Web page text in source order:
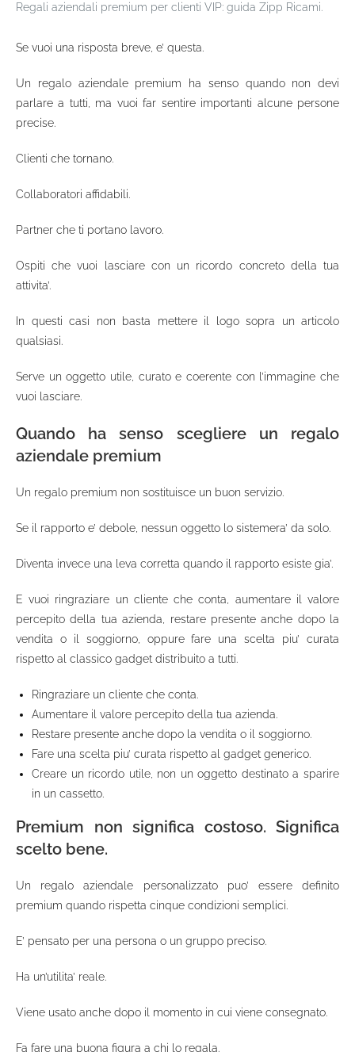
Regali aziendali premium per clienti VIP: guida Zipp Ricami.
Se vuoi una risposta breve, e’ questa.
Un regalo aziendale premium ha senso quando non devi
parlare a tutti, ma vuoi far sentire importanti alcune persone
precise.
Clienti che tornano.
Collaboratori affidabili.
Partner che ti portano lavoro.
Ospiti che vuoi lasciare con un ricordo concreto della tua
attivita’.
In questi casi non basta mettere il logo sopra un articolo
qualsiasi.
Serve un oggetto utile, curato e coerente con l’immagine che
vuoi lasciare.
Quando ha senso scegliere un regalo
aziendale premium
Un regalo premium non sostituisce un buon servizio.
Se il rapporto e’ debole, nessun oggetto lo sistemera’ da solo.
Diventa invece una leva corretta quando il rapporto esiste gia’.
E vuoi ringraziare un cliente che conta, aumentare il valore
percepito della tua azienda, restare presente anche dopo la
vendita o il soggiorno, oppure fare una scelta piu’ curata
rispetto al classico gadget distribuito a tutti.
Ringraziare un cliente che conta.
Aumentare il valore percepito della tua azienda.
Restare presente anche dopo la vendita o il soggiorno.
Fare una scelta piu’ curata rispetto al gadget generico.
Creare un ricordo utile, non un oggetto destinato a sparire
in un cassetto.
Premium non significa costoso. Significa
scelto bene.
Un regalo aziendale personalizzato puo’ essere definito
premium quando rispetta cinque condizioni semplici.
E’ pensato per una persona o un gruppo preciso.
Ha un’utilita’ reale.
Viene usato anche dopo il momento in cui viene consegnato.
Fa fare una buona figura a chi lo regala.